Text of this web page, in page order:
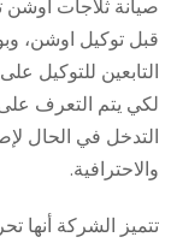
صيانة ثلاجات اوشن
قبل توكيل اوشن،
التابعين للتوكيل
لكي يتم التعرف
التدخل في الحال
والاحترافية.
تتميز الشركة أنها